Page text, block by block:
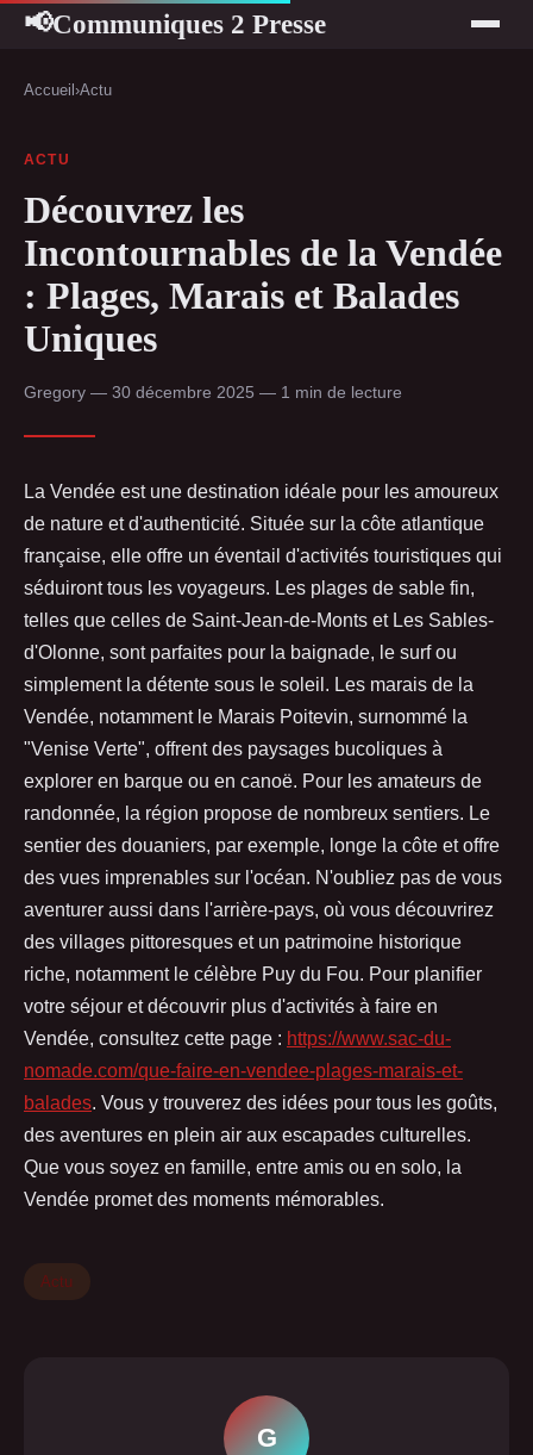
📢Communiques 2 Presse
Accueil ›Actu
ACTU
Découvrez les
Incontournables de la Vendée
: Plages, Marais et Balades
Uniques
Gregory — 30 décembre 2025 — 1 min de lecture
La Vendée est une destination idéale pour les amoureux
de nature et d'authenticité. Située sur la côte atlantique
française, elle offre un éventail d'activités touristiques qui
séduiront tous les voyageurs. Les plages de sable fin,
telles que celles de Saint-Jean-de-Monts et Les Sables-
d'Olonne, sont parfaites pour la baignade, le surf ou
simplement la détente sous le soleil. Les marais de la
Vendée, notamment le Marais Poitevin, surnommé la
"Venise Verte", offrent des paysages bucoliques à
explorer en barque ou en canoë. Pour les amateurs de
randonnée, la région propose de nombreux sentiers. Le
sentier des douaniers, par exemple, longe la côte et offre
des vues imprenables sur l'océan. N'oubliez pas de vous
aventurer aussi dans l'arrière-pays, où vous découvrirez
des villages pittoresques et un patrimoine historique
riche, notamment le célèbre Puy du Fou. Pour planifier
votre séjour et découvrir plus d'activités à faire en
Vendée, consultez cette page : https://www.sac-du-
nomade.com/que-faire-en-vendee-plages-marais-et-
balades. Vous y trouverez des idées pour tous les goûts,
des aventures en plein air aux escapades culturelles.
Que vous soyez en famille, entre amis ou en solo, la
Vendée promet des moments mémorables.
Actu
G